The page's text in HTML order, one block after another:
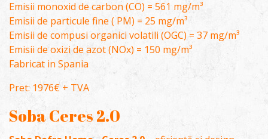
Emisii monoxid de carbon (CO) = 561 mg/m³
Emisii de particule fine ( PM) = 25 mg/m³
Emisii de compusi organici volatili (OGC) = 37 mg/m³
Emisii de oxizi de azot (NOx) = 150 mg/m³
Fabricat in Spania
Pret: 1976€ + TVA
Soba Ceres 2.0